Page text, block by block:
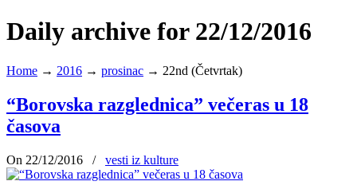
Daily archive for 22/12/2016
Home → 2016 → prosinac → 22nd (Četvrtak)
“Borovska razglednica” večeras u 18
časova
On 22/12/2016 / vesti iz kulture